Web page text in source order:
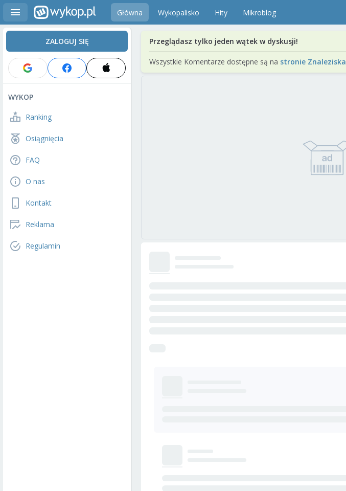
Główna Wykopalisko Hity Mikroblog
ZALOGUJ SIĘ
WYKOP
Ranking
Osiągnięcia
FAQ
O nas
Kontakt
Reklama
Regulamin
Przeglądasz tylko jeden wątek w dyskusji!
Wszystkie Komentarze dostępne są na stronie Znaleziska